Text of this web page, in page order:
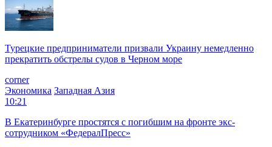
Турецкие предприниматели призвали Украину немедленно
прекратить обстрелы судов в Черном море
corner
Экономика Западная Азия
10:21
В Екатеринбурге простятся с погибшим на фронте экс-
сотрудником «ФедералПресс»